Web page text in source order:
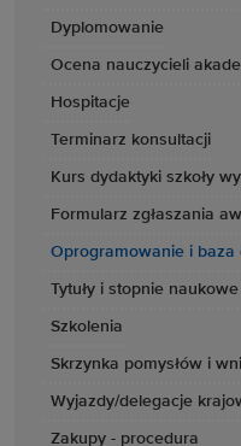
Dyplomowanie
Ocena nauczycieli
Hospitacje
Terminarz konsultacji
Kurs dydaktyki szkoły
Formularz zgłaszania
Oprogramowanie i baza
Tytuły i stopnie naukowe
Szkolenia
Skrzynka pomysłów i
Wyjazdy/delegacje
Zakupy - procedura